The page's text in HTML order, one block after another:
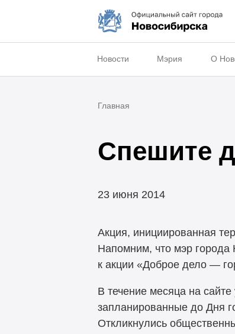
Новости Мэрия О
Главная
Спешите
23 июня 2014
Акция, инициированная
Напомним, что мэр города
к акции «Доброе дело —
В течение месяца на
запланированные до Дня
Откликнулись